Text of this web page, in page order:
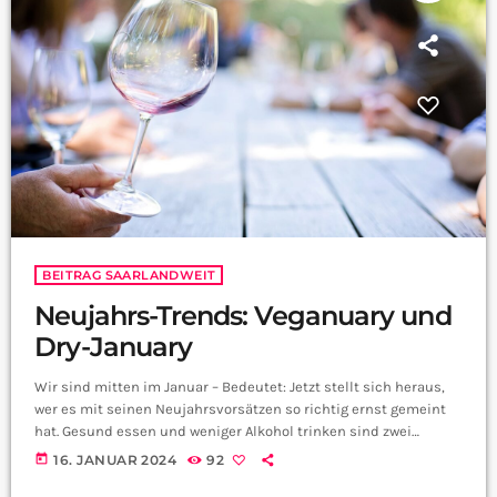
BEITRAG SAARLANDWEIT
Neujahrs-Trends: Veganuary und
Dry-January
Wir sind mitten im Januar – Bedeutet: Jetzt stellt sich heraus,
wer es mit seinen Neujahrsvorsätzen so richtig ernst gemeint
hat. Gesund essen und weniger Alkohol trinken sind zwei
Vorsätze, die in diesem Jahr die meisten durchziehen möchten.
today 16. JANUAR 2024 92